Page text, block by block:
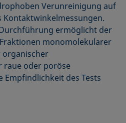
Verunreinigung auf
ermöglicht der
monomolekularer
organischer
raue oder poröse
Empfindlichkeit des Tests